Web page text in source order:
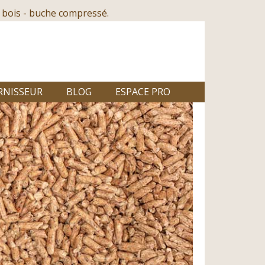
- buche compressé.
BLOG ESPACE PRO